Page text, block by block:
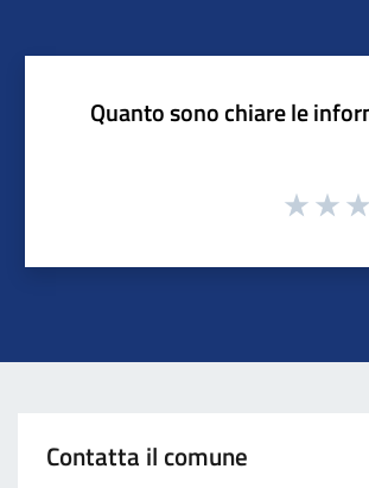
Quanto sono chiare le
Contatta il comune